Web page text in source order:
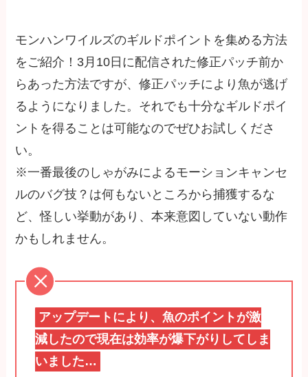
モンハンワイルズのギルドポイントを集める方法
をご紹介！3月10日に配信された修正パッチ前か
らあった方法ですが、修正パッチにより魚が逃げ
るようになりました。それでも十分なギルドポイ
ントを得ることは可能なのでぜひお試しくださ
い。
※一番最後のしゃがみによるモーションキャンセ
ルのバグ技？は何もないところから捕獲するな
ど、怪しい挙動があり、本来意図していない動作
かもしれません。
アップデートにより、魚のポイントが激
減したので現在は効率が爆下がりしてしま
いました…